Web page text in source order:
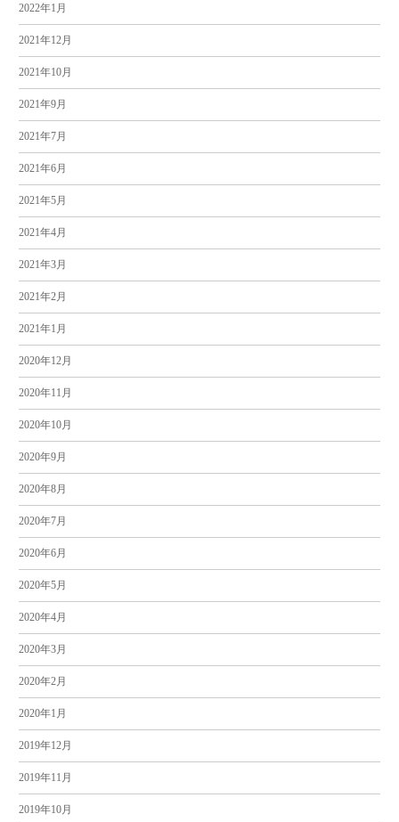
2022年1月
2021年12月
2021年10月
2021年9月
2021年7月
2021年6月
2021年5月
2021年4月
2021年3月
2021年2月
2021年1月
2020年12月
2020年11月
2020年10月
2020年9月
2020年8月
2020年7月
2020年6月
2020年5月
2020年4月
2020年3月
2020年2月
2020年1月
2019年12月
2019年11月
2019年10月